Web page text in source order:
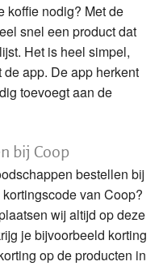
koffie nodig? Met de
snel een product dat
Het is heel simpel,
app. De app herkent
toevoegt aan de
bij Coop
bestellen bij
van Coop?
wij altijd op deze
je bijvoorbeeld korting
op de producten in